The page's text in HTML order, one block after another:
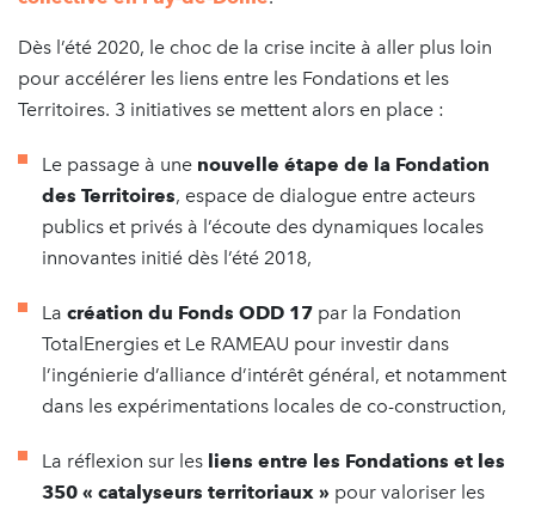
Dès l’été 2020, le choc de la crise incite à aller plus loin
pour accélérer les liens entre les Fondations et les
Territoires. 3 initiatives se mettent alors en place :
Le passage à une nouvelle étape de la Fondation
des Territoires, espace de dialogue entre acteurs
publics et privés à l’écoute des dynamiques locales
innovantes initié dès l’été 2018,
La création du Fonds ODD 17 par la Fondation
TotalEnergies et Le RAMEAU pour investir dans
l’ingénierie d’alliance d’intérêt général, et notamment
dans les expérimentations locales de co-construction,
La réflexion sur les liens entre les Fondations et les
350 « catalyseurs territoriaux » pour valoriser les